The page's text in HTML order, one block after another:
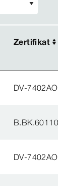
Zertifikat
Zertifikat
DV-
DV-